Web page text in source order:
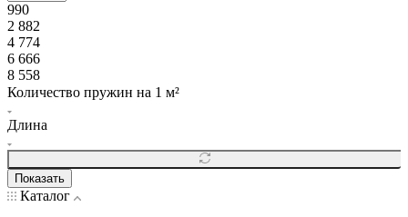
990
2 882
4 774
6 666
8 558
Количество пружин на 1 м²
Длина
Показать
Каталог